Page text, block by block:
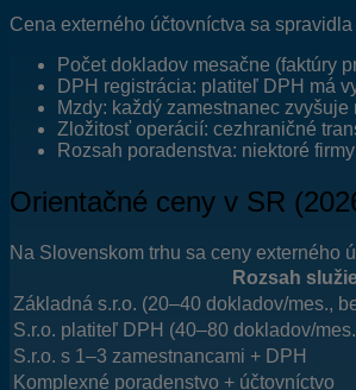
Cena externého účtovníctva sa
Počet dokladov mesačne (faktúry
DPH registrácia: platiteľ DPH má
Mzdy: každý zamestnanec
Zložitosť operácií: cezhraničné
Rozsah poradenstva: niektoré
Orientačné ceny v SR
Na Slovenskom trhu sa ceny externého
Rozsah
Základná s.r.o. (20–40 dokladov/mes.,
S.r.o. platiteľ DPH (40–80 dokladov/
S.r.o. s 1–3 zamestnancami + DPH
Komplexné poradenstvo + účtovníctvo